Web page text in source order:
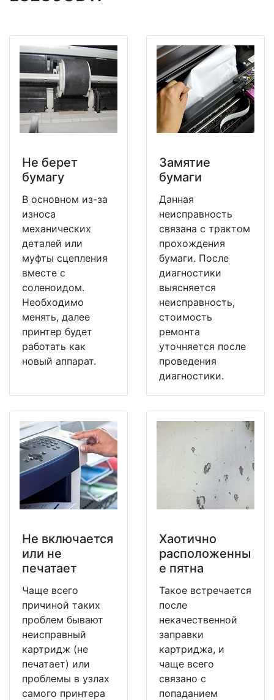
Не берет
бумагу
В основном из-за
износа
механических
деталей или
муфты сцепления
вместе с
соленоидом.
Необходимо
менять, далее
принтер будет
работать как
новый аппарат.
Замятие
бумаги
Данная
неисправность
связана с трактом
прохождения
бумаги. После
диагностики
выясняется
неисправность,
стоимость
ремонта
уточняется после
проведения
диагностики.
Не включается
или не
печатает
Чаще всего
причиной таких
проблем бывают
неисправный
картридж (не
печатает) или
проблемы в узлах
самого принтера
Хаотично
расположенны
е пятна
Такое встречается
после
некачественной
заправки
картриджа, и
чаще всего
связано с
попаданием